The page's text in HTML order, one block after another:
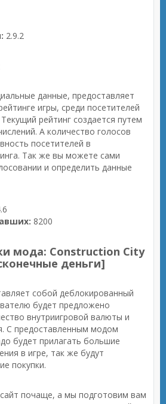
2.9.2
данные, предоставляет
игры, среди посетителей
рейтинг создается путем
А количество голосов
посетителей в
Так же вы можете сами
и определить данные
8200
мода: Construction City
деньги]
собой деблокированный
будет предложено
внутриигровой валюты и
С предоставленным модом
будет прилагать большие
в игре, так же будут
покупки.
почаще, а мы подготовим вам